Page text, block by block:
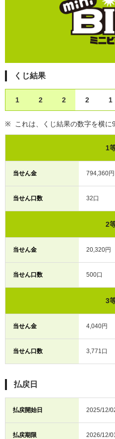
くじ結果
1 2 2 2 1
これは、くじ結果の数字を横に
1
当せん金 794,360円
当せん口数 32口
2
当せん金 20,320円
当せん口数 500口
3
当せん金 4,040円
当せん口数 3,771口
払戻日
払戻開始日 2025/12/
払戻期限 2026/12/